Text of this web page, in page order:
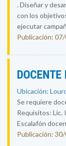
. Diseñar y
con los
ejecutar
Publicación:
DOCENTE
Ubicación:
Se requiere
Requisitos: Lic.
Escalafón
Publicación: